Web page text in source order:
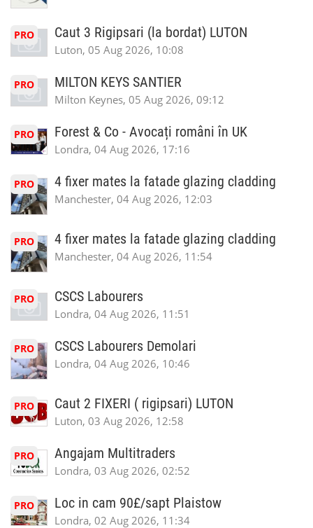
PRO Caut 3 Rigipsari (la bordat) LUTON
Luton, 05 Aug 2026, 10:08
PRO MILTON KEYS SANTIER
Milton Keynes, 05 Aug 2026, 09:12
PRO Forest & Co - Avocați români în UK
Londra, 04 Aug 2026, 17:16
PRO 4 fixer mates la fatade glazing cladding
Manchester, 04 Aug 2026, 12:03
PRO 4 fixer mates la fatade glazing cladding
Manchester, 04 Aug 2026, 11:54
PRO CSCS Labourers
Londra, 04 Aug 2026, 11:51
PRO CSCS Labourers Demolari
Londra, 04 Aug 2026, 10:46
PRO Caut 2 FIXERI ( rigipsari) LUTON
Luton, 03 Aug 2026, 12:58
PRO Angajam Multitraders
Londra, 03 Aug 2026, 02:52
PRO Loc in cam 90£/sapt Plaistow
Londra, 02 Aug 2026, 11:34